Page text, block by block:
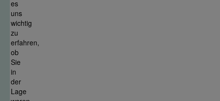
es
uns
wichtig
zu
erfahren,
ob
Sie
in
der
Lage